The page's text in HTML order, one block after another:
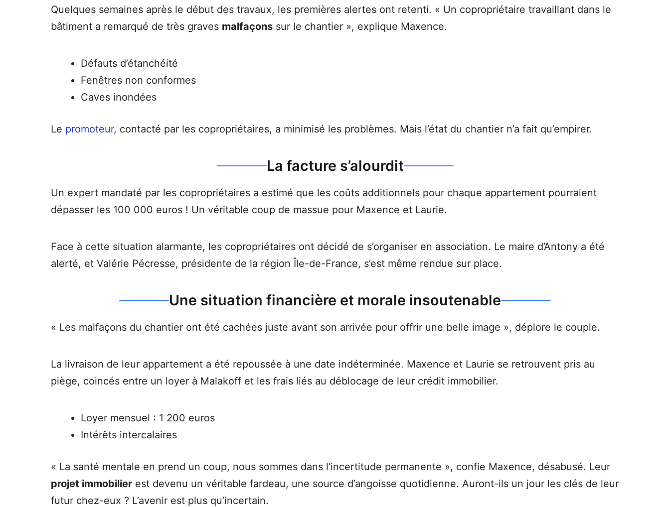
Quelques semaines après le début des travaux, les premières alertes ont retenti. « Un copropriétaire travaillant dans le
bâtiment a remarqué de très graves malfaçons sur le chantier », explique Maxence.
Défauts d’étanchéité
Fenêtres non conformes
Caves inondées
Le promoteur, contacté par les copropriétaires, a minimisé les problèmes. Mais l’état du chantier n’a fait qu’empirer.
La facture s’alourdit
Un expert mandaté par les copropriétaires a estimé que les coûts additionnels pour chaque appartement pourraient
dépasser les 100 000 euros ! Un véritable coup de massue pour Maxence et Laurie.
Face à cette situation alarmante, les copropriétaires ont décidé de s’organiser en association. Le maire d’Antony a été
alerté, et Valérie Pécresse, présidente de la région Île-de-France, s’est même rendue sur place.
Une situation financière et morale insoutenable
« Les malfaçons du chantier ont été cachées juste avant son arrivée pour offrir une belle image », déplore le couple.
La livraison de leur appartement a été repoussée à une date indéterminée. Maxence et Laurie se retrouvent pris au
piège, coincés entre un loyer à Malakoff et les frais liés au déblocage de leur crédit immobilier.
Loyer mensuel : 1 200 euros
Intérêts intercalaires
« La santé mentale en prend un coup, nous sommes dans l’incertitude permanente », confie Maxence, désabusé. Leur
projet immobilier est devenu un véritable fardeau, une source d’angoisse quotidienne. Auront-ils un jour les clés de leur
futur chez-eux ? L’avenir est plus qu’incertain.